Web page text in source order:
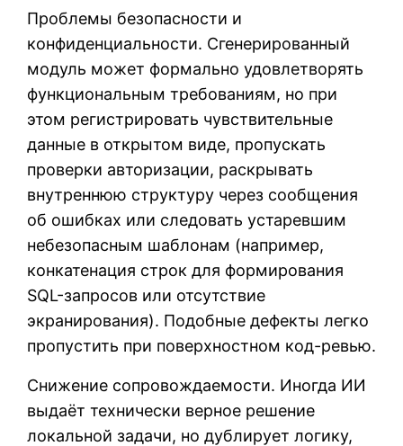
Проблемы безопасности и
конфиденциальности. Сгенерированный
модуль может формально удовлетворять
функциональным требованиям, но при
этом регистрировать чувствительные
данные в открытом виде, пропускать
проверки авторизации, раскрывать
внутреннюю структуру через сообщения
об ошибках или следовать устаревшим
небезопасным шаблонам (например,
конкатенация строк для формирования
SQL-запросов или отсутствие
экранирования). Подобные дефекты легко
пропустить при поверхностном код-ревью.
Снижение сопровождаемости. Иногда ИИ
выдаёт технически верное решение
локальной задачи, но дублирует логику,